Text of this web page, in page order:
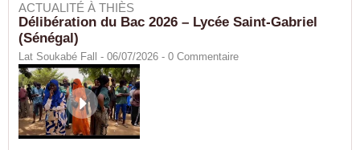
ACTUALITÉ À THIÈS
Délibération du Bac 2026 – Lycée Saint-Gabriel
(Sénégal)
Lat Soukabé Fall - 06/07/2026 - 0 Commentaire